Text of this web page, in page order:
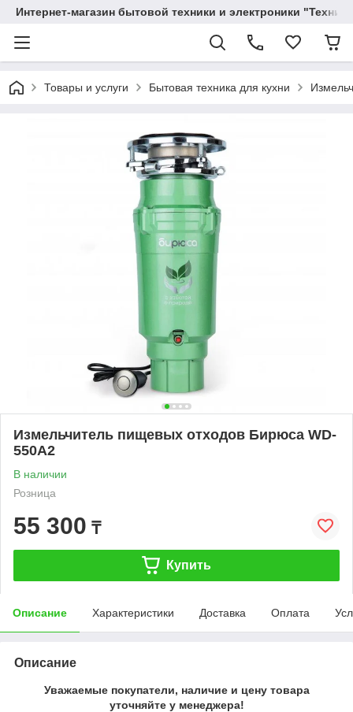
Интернет-магазин бытовой техники и электроники
Товары и услуги Бытовая техника для кухни
Измельчитель пищевых отходов Бирюса WD-
550A2
В наличии
Розница
55 300 ₸
Купить
Описание Характеристики Доставка Оплата
Описание
Уважаемые покупатели, наличие и цену товара
уточняйте у менеджера!